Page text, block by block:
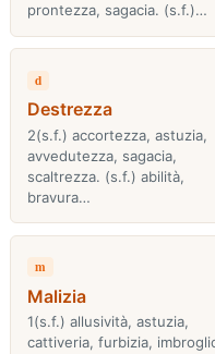
prontezza, sagacia. (s.f.)…
d
Destrezza
2(s.f.) accortezza, astuzia,
avvedutezza, sagacia,
scaltrezza. (s.f.) abilità,
bravura…
m
Malizia
1(s.f.) allusività, astuzia,
cattiveria, furbizia,